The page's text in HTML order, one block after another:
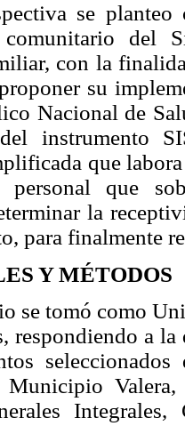
se
comunitario del
con la
su
Nacional de
instrumento
que
que
la
para finalmente
Y MÉTODOS
se tomó como
respondiendo a
Municipio